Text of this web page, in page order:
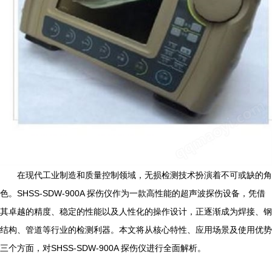
在现代工业制造和质量控制领域，无损检测技术扮演着不可或缺的角
色。SHSS-SDW-900A 探伤仪作为一款高性能的超声波探伤设备，凭借
其卓越的精度、稳定的性能以及人性化的操作设计，正逐渐成为焊接、钢
结构、管道等行业的检测利器。本文将从核心特性、应用场景及使用优势
三个方面，对SHSS-SDW-900A 探伤仪进行全面解析。